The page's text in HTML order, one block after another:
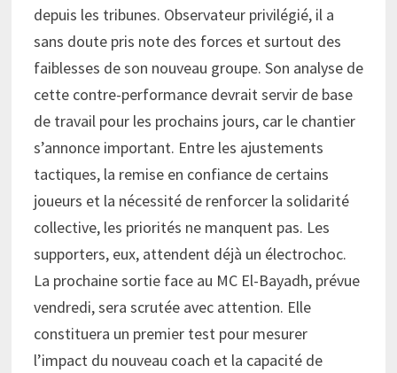
depuis les tribunes. Observateur privilégié, il a
sans doute pris note des forces et surtout des
faiblesses de son nouveau groupe. Son analyse de
cette contre-performance devrait servir de base
de travail pour les prochains jours, car le chantier
s’annonce important. Entre les ajustements
tactiques, la remise en confiance de certains
joueurs et la nécessité de renforcer la solidarité
collective, les priorités ne manquent pas. Les
supporters, eux, attendent déjà un électrochoc.
La prochaine sortie face au MC El-Bayadh, prévue
vendredi, sera scrutée avec attention. Elle
constituera un premier test pour mesurer
l’impact du nouveau coach et la capacité de